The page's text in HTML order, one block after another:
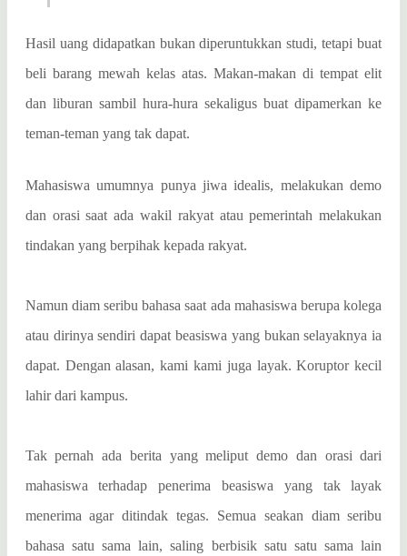
Hasil uang didapatkan bukan diperuntukkan studi, tetapi buat
beli barang mewah kelas atas. Makan-makan di tempat elit
dan liburan sambil hura-hura sekaligus buat dipamerkan ke
teman-teman yang tak dapat.
Mahasiswa umumnya punya jiwa idealis, melakukan demo
dan orasi saat ada wakil rakyat atau pemerintah melakukan
tindakan yang berpihak kepada rakyat.
Namun diam seribu bahasa saat ada mahasiswa berupa kolega
atau dirinya sendiri dapat beasiswa yang bukan selayaknya ia
dapat. Dengan alasan, kami kami juga layak. Koruptor kecil
lahir dari kampus.
Tak pernah ada berita yang meliput demo dan orasi dari
mahasiswa terhadap penerima beasiswa yang tak layak
menerima agar ditindak tegas. Semua seakan diam seribu
bahasa satu sama lain, saling berbisik satu satu sama lain